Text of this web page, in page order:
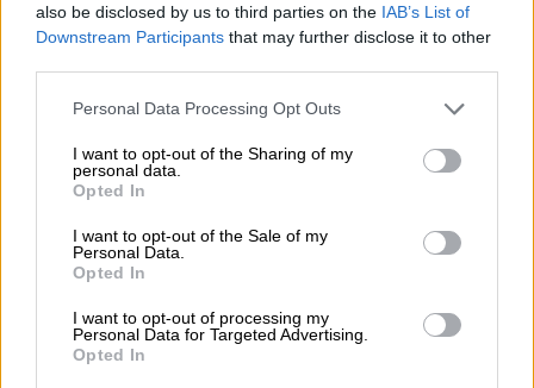
also be disclosed by us to third parties on the IAB’s List of
Downstream Participants that may further disclose it to other
Please note that this website/app uses one or more Google
not limited to your visit or usage behaviour. You may click to
grant or deny consent to Google and its third-party tags to
use your data for below specified purposes in below Google
consent section.
Personal Data Processing Opt Outs
I want to opt-out of the Sharing of my
personal data.
Opted In
I want to opt-out of the Sale of my
Personal Data.
Opted In
I want to opt-out of processing my
Personal Data for Targeted Advertising.
Opted In
Αθλητισμός|29.07.2019 13:39
Φραντς Μπεκενμπάουερ: Η άνιση
μονομαχία για τη ζωή του «Κάιζερ»
Ανησυχητική η κατάσταση της υγείας τού